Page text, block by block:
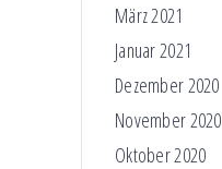
März 2021
Januar 2021
Dezember 2020
November 2020
Oktober 2020